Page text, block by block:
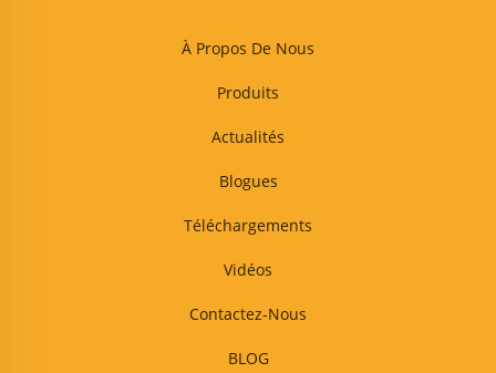
À Propos De Nous
Produits
Actualités
Blogues
Téléchargements
Vidéos
Contactez-Nous
BLOG